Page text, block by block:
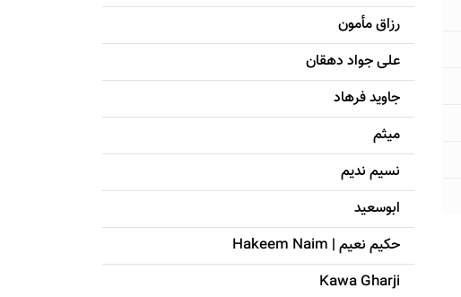
رزاق مأمون
علی جواد دهقان
جاويد فرهاد
میثم
نسیم ندیم
ابوسعيد
حکيم نعيم | Hakeem Naim
Kawa Gharji